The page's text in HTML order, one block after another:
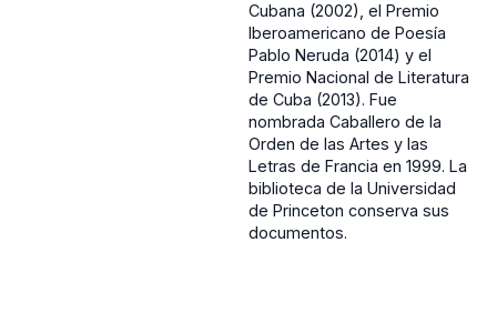
Cubana (2002), el Premio
Iberoamericano de Poesía
Pablo Neruda (2014) y el
Premio Nacional de Literatura
de Cuba (2013). Fue
nombrada Caballero de la
Orden de las Artes y las
Letras de Francia en 1999. La
biblioteca de la Universidad
de Princeton conserva sus
documentos.